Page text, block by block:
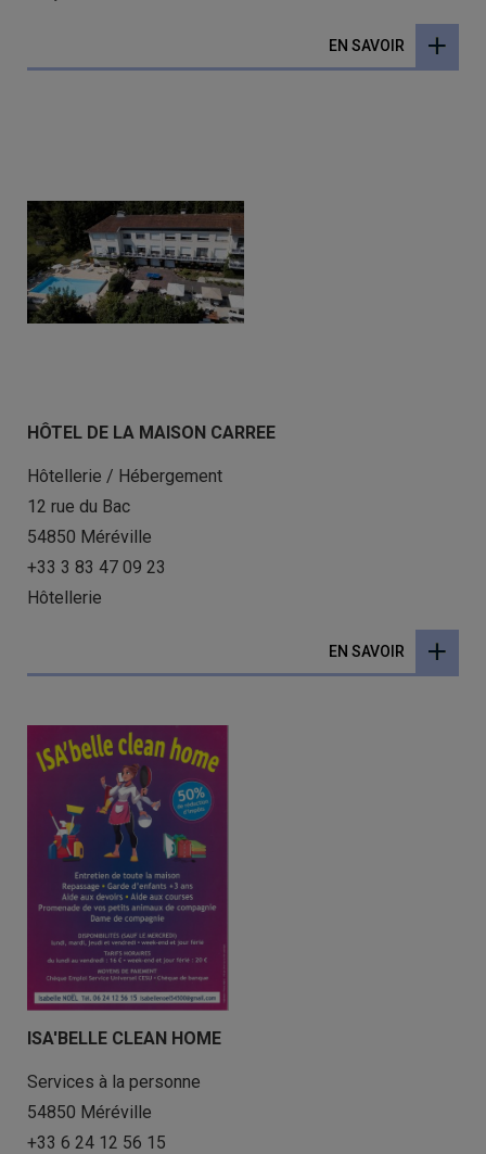
EN SAVOIR
HÔTEL DE LA MAISON CARREE
Hôtellerie / Hébergement
12 rue du Bac
54850 Méréville
+33 3 83 47 09 23
Hôtellerie
EN SAVOIR
ISA'BELLE CLEAN HOME
Services à la personne
54850 Méréville
+33 6 24 12 56 15